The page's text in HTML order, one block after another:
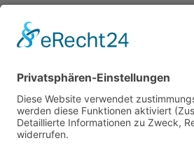
BSI Vertriebs GmbH
64572 Büttelborn
Telefon: 00496152187370
Telefax: 004961521873727
E-Mail: info@bsivertrieb.de